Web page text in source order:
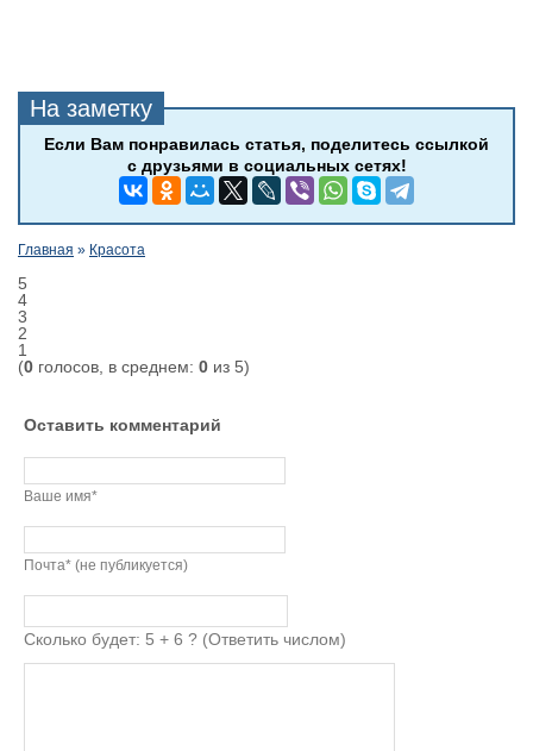
Главная » Красота
5
4
3
2
1
(0 голосов, в среднем: 0 из 5)
Оставить комментарий
Ваше имя*
Почта* (не публикуется)
Сколько будет: 5 + 6 ? (Ответить числом)